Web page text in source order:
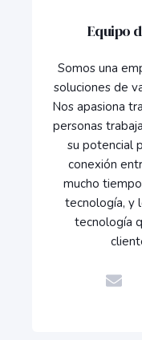
Equipo
Somos una
soluciones de
Nos apasiona
personas
su potencial
conexión
mucho
tecnología, y
tecnología